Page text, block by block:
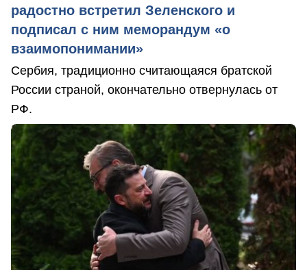
радостно встретил Зеленского и
подписал с ним меморандум «о
взаимопонимании»
Сербия, традиционно считающаяся братской
России страной, окончательно отвернулась от
РФ.